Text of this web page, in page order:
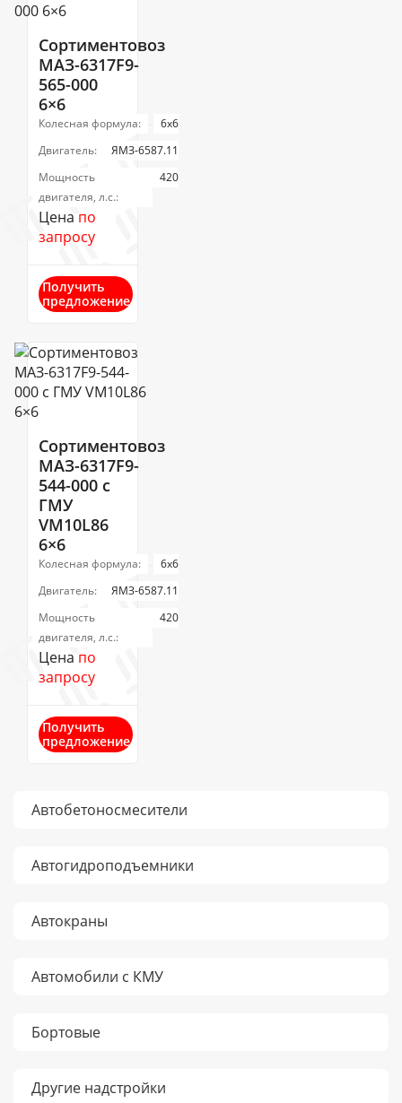
Сортиментовоз
МАЗ-6317F9-
565-000
6×6
Колесная формула:
6х6
Двигатель:
ЯМЗ-6587.11
Мощность
двигателя, л.с.:
420
Цена по
запросу
Получить
предложение
Сортиментовоз
МАЗ-6317F9-
544-000 c
ГМУ
VM10L86
6×6
Колесная формула:
6х6
Двигатель:
ЯМЗ-6587.11
Мощность
двигателя, л.с.:
420
Цена по
запросу
Получить
предложение
Автобетоносмесители
Автогидроподъемники
Автокраны
Автомобили с КМУ
Бортовые
Другие надстройки